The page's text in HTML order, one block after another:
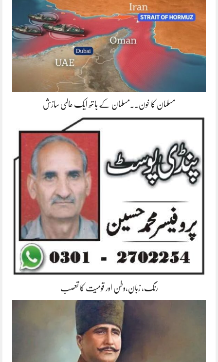
مسلمان کا خون۔۔مسلمان کے ہاتھ ایک عالمی سازش
رنگ، زبان،وطن اور قومیت کا تعصب